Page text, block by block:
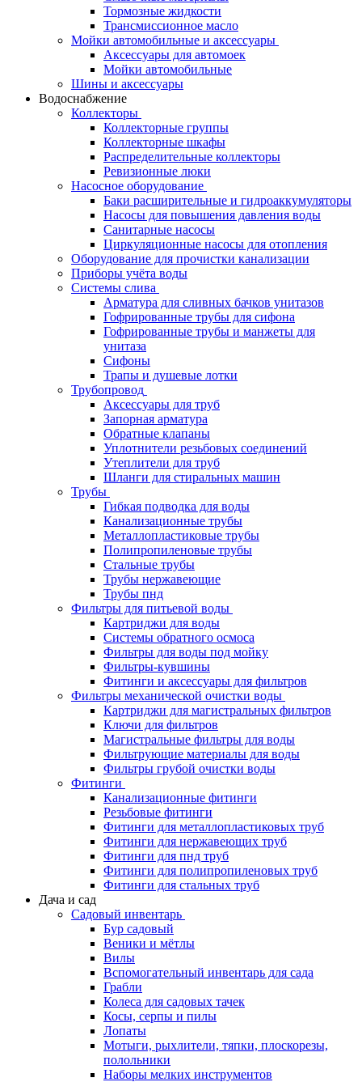
Тормозные жидкости
Трансмиссионное масло
Мойки автомобильные и аксессуары
Аксессуары для автомоек
Мойки автомобильные
Шины и аксессуары
Водоснабжение
Коллекторы
Коллекторные группы
Коллекторные шкафы
Распределительные коллекторы
Ревизионные люки
Насосное оборудование
Баки расширительные и гидроаккумуляторы
Насосы для повышения давления воды
Санитарные насосы
Циркуляционные насосы для отопления
Оборудование для прочистки канализации
Приборы учёта воды
Системы слива
Арматура для сливных бачков унитазов
Гофрированные трубы для сифона
Гофрированные трубы и манжеты для
унитаза
Сифоны
Трапы и душевые лотки
Трубопровод
Аксессуары для труб
Запорная арматура
Обратные клапаны
Уплотнители резьбовых соединений
Утеплители для труб
Шланги для стиральных машин
Трубы
Гибкая подводка для воды
Канализационные трубы
Металлопластиковые трубы
Полипропиленовые трубы
Стальные трубы
Трубы нержавеющие
Трубы пнд
Фильтры для питьевой воды
Картриджи для воды
Системы обратного осмоса
Фильтры для воды под мойку
Фильтры-кувшины
Фитинги и аксессуары для фильтров
Фильтры механической очистки воды
Картриджи для магистральных фильтров
Ключи для фильтров
Магистральные фильтры для воды
Фильтрующие материалы для воды
Фильтры грубой очистки воды
Фитинги
Канализационные фитинги
Резьбовые фитинги
Фитинги для металлопластиковых труб
Фитинги для нержавеющих труб
Фитинги для пнд труб
Фитинги для полипропиленовых труб
Фитинги для стальных труб
Дача и сад
Садовый инвентарь
Бур садовый
Веники и мётлы
Вилы
Вспомогательный инвентарь для сада
Грабли
Колеса для садовых тачек
Косы, серпы и пилы
Лопаты
Мотыги, рыхлители, тяпки, плоскорезы,
полольники
Наборы мелких инструментов